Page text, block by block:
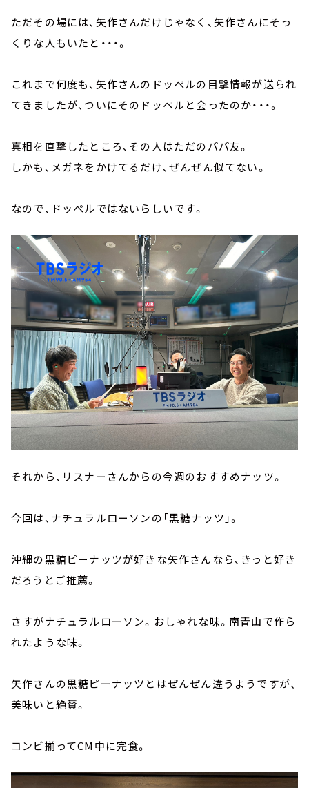
ただその場には、矢作さんだけじゃなく、矢作さんにそっ
くりな人もいたと・・・。
これまで何度も、矢作さんのドッペルの目撃情報が送られ
てきましたが、ついにそのドッペルと会ったのか・・・。
真相を直撃したところ、その人はただのパパ友。
しかも、メガネをかけてるだけ、ぜんぜん似てない。
なので、ドッペルではないらしいです。
それから、リスナーさんからの今週のおすすめナッツ。
今回は、ナチュラルローソンの「黒糖ナッツ」。
沖縄の黒糖ピーナッツが好きな矢作さんなら、きっと好き
だろうとご推薦。
さすがナチュラルローソン。おしゃれな味。南青山で作ら
れたような味。
矢作さんの黒糖ピーナッツとはぜんぜん違うようですが、
美味いと絶賛。
コンビ揃ってCM中に完食。